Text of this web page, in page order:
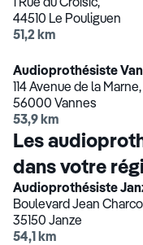
44510 Le Pouliguen
51,2 km
Audioprothésiste
114 Avenue de la Marne,
56000 Vannes
53,9 km
Les
dans votre
Audioprothésiste
Boulevard Jean
35150 Janze
54,1 km